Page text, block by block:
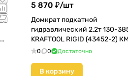
5 870 ₽/шт
Домкрат подкатной
гидравлический 2,2т 130-
KRAFTOOL RIGID (43452-2)
0 0 Достаточно
В корзину